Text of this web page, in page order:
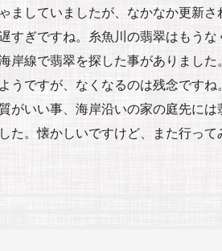
ましていましたが、なかなか更新
すぎですね。糸魚川の翡翠はもう
岸線で翡翠を探した事がありまし
うですが、なくなるのは残念です
がいい事、海岸沿いの家の庭先に
た。懐かしいですけど、また行って